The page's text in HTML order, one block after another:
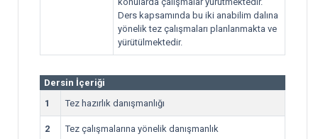
Ders kapsamında bu iki anabilim dalına
yönelik tez çalışmaları planlanmakta ve
yürütülmektedir.
Dersin İçeriği
1
Tez hazırlık danışmanlığı
2 Tez çalışmalarına yönelik danışmanlık